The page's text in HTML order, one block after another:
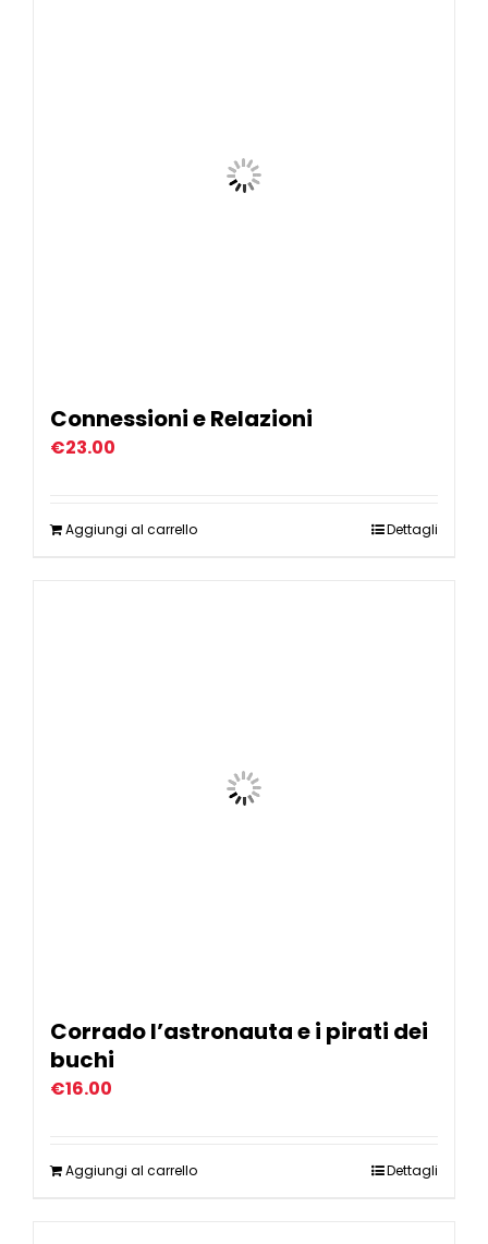
Connessioni e Relazioni
€23.00
Aggiungi al carrello Dettagli
Corrado l’astronauta e i pirati dei
buchi
€16.00
Aggiungi al carrello Dettagli